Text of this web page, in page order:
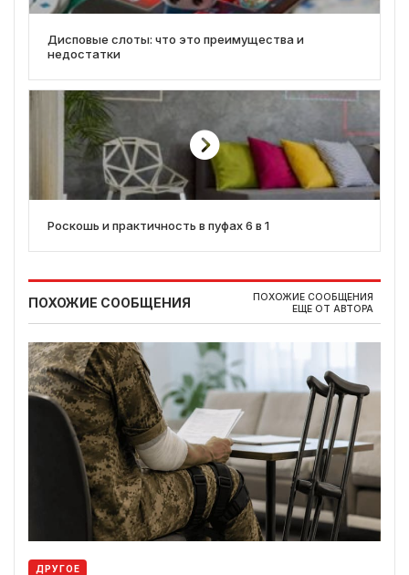
Дисповые слоты: что это преимущества и
недостатки
Роскошь и практичность в пуфах 6 в 1
ПОХОЖИЕ СООБЩЕНИЯ
ПОХОЖИЕ СООБЩЕНИЯ
ЕЩЕ ОТ АВТОРА
ДРУГОЕ